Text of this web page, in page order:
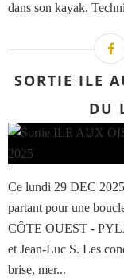
dans son kayak.
SORTIE ILE
DU
Ce lundi 29 DEC
partant pour une
CÔTE OUEST -
et Jean-Luc S. Les
brise, mer...